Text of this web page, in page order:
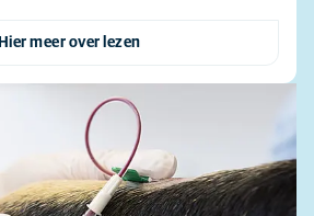
Hier meer over lezen